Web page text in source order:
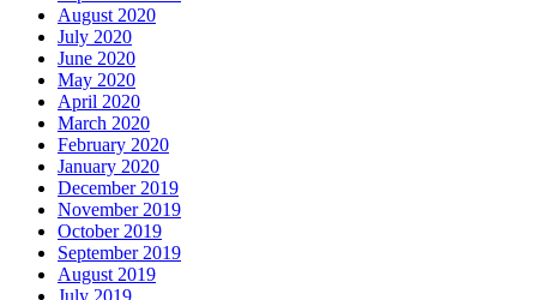
August 2020
July 2020
June 2020
May 2020
April 2020
March 2020
February 2020
January 2020
December 2019
November 2019
October 2019
September 2019
August 2019
July 2019